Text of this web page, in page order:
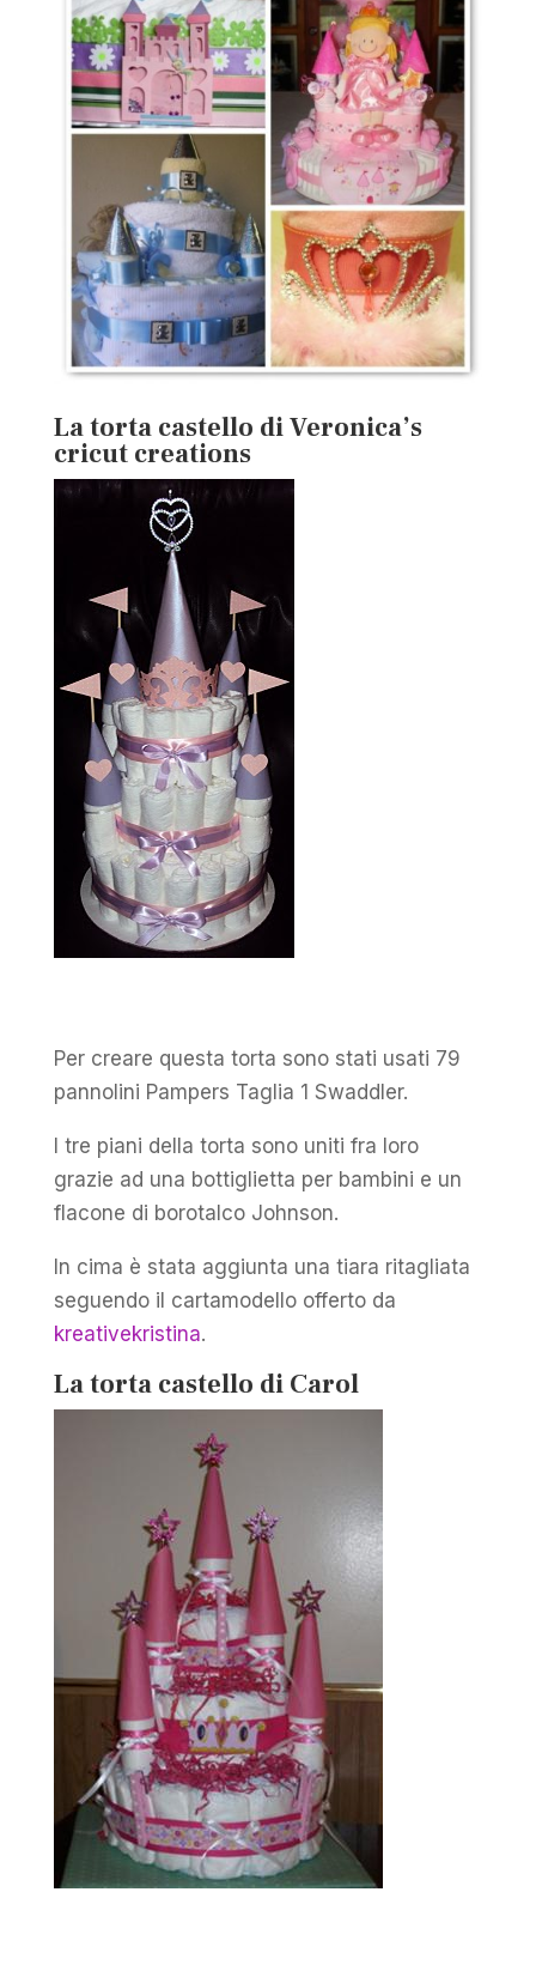
La torta castello diVeronica’s
cricut creations
Per creare questa torta sono stati usati 79
pannolini Pampers Taglia 1 Swaddler.
I tre piani della torta sono uniti fra loro
grazie ad una bottiglietta per bambini e un
flacone di borotalco Johnson.
In cima è stata aggiunta una tiara ritagliata
seguendo il cartamodello offerto da
kreativekristina.
La torta castello di Carol